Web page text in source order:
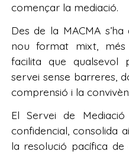
començar la mediació.
Des de la MACMA
nou format mixt,
facilita que qualsevol
servei sense barreres,
comprensió i la
El Servei de
confidencial, consolida
la resolució pacífica